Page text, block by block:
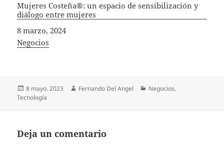
Mujeres Costeña®: un espacio de sensibilización y
diálogo entre mujeres
Fecha
8 marzo, 2024
In relation to
Negocios
Publicado
el
8 mayo, 2023 Autor
Fernando Del Angel Categorías
Negocios,
Tecnología
Deja un comentario